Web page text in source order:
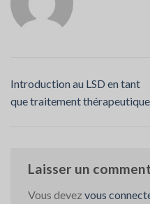
Introduction au LSD en tant
que traitement thérapeutique
Laisser un
Vous devez vous